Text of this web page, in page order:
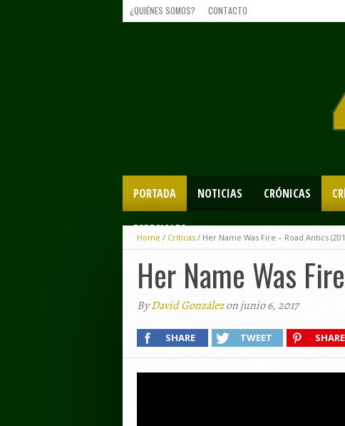
¿QUIÉNES SOMOS? CONTACTO
PORTADA NOTICIAS CRÓNICAS
ESPECIALES
Home / Críticas / Her Name Was Fire – Road Antics
Her Name Was
ByDavid Gonzálezon junio 6, 2017
SHARE TWEET SHARE